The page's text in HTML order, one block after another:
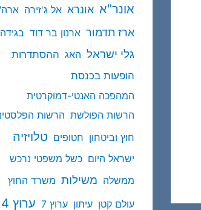
אונר"א אונרא אל ג'זירה
ארז תדמור ארנון בר דוד בגידה
גלי ישראל האג ההסתדרות
הופעות בכנסת
המהפכה האנטי-דמוקרטית
הרשות הפולשת הרשות
חוץ וביטחון חטופים טלויזיה
ישראל היום כשל משפטי נרכש
ממשלה משילות משרד החוץ
עולם קטן עיתון ערוץ 7 ערוץ 14